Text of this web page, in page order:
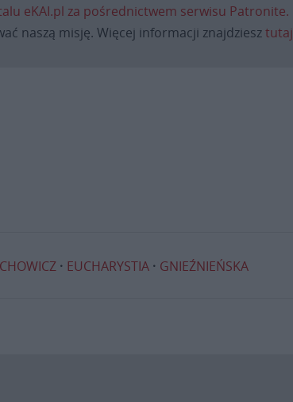
eKAI.pl za pośrednictwem serwisu Patronite.
naszą misję. Więcej informacji znajdziesztutaj
EUCHARYSTIA GNIEŹNIEŃSKA